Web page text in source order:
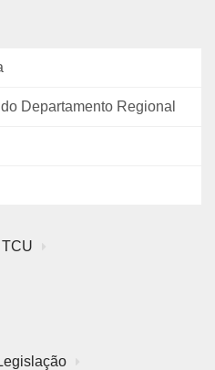
Departamento Regional